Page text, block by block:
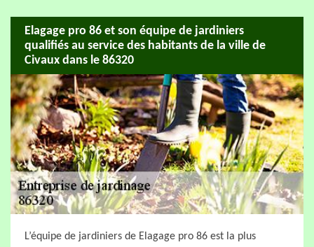
Elagage pro 86 et son équipe de jardiniers
qualifiés au service des habitants de la ville de
Civaux dans le 86320
L’équipe de jardiniers de Elagage pro 86 est la plus